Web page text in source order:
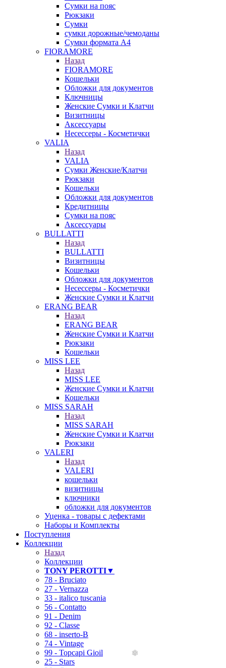
Сумки на пояс
Рюкзаки
Сумки
сумки дорожные/чемоданы
Сумки формата А4
FIORAMORE
Назад
FIORAMORE
Кошельки
Обложки для документов
Ключницы
Женские Сумки и Клатчи
Визитницы
Аксессуары
Несессеры - Косметички
VALIA
Назад
VALIA
Сумки Женские/Клатчи
Рюкзаки
Кошельки
Обложки для документов
Кредитницы
Сумки на пояс
Аксессуары
BULLATTI
Назад
BULLATTI
Визитницы
Кошельки
Обложки для документов
Несессеры - Косметички
Женские Сумки и Клатчи
ERANG BEAR
Назад
ERANG BEAR
Женские Сумки и Клатчи
Рюкзаки
Кошельки
MISS LEE
Назад
MISS LEE
Женские Сумки и Клатчи
Кошельки
MISS SARAH
Назад
MISS SARAH
Женские Сумки и Клатчи
Рюкзаки
VALERI
Назад
VALERI
кошельки
визитницы
ключники
обложки для документов
Уценка - товары с дефектами
Наборы и Комплекты
Поступления
Коллекции
Назад
Коллекции
TONY PEROTTI▼
78 - Bruciato
27 - Vernazza
33 - italico tuscania
56 - Contatto
91 - Denim
92 - Classe
68 - inserto-B
74 - Vintage
99 - Topcapi Gioil
25 - Stars